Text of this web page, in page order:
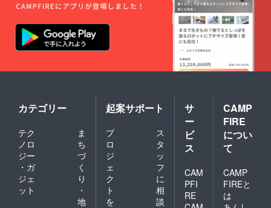
カテゴリー
テク
ノロ
ジー
・ガ
ジェ
ット
ま
ち
づ
く
り
・
地
起案サポート
プ
ロ
ジ
ェ
ク
ト
を
ス
タ
ッ
フ
に
相
談
サ
ー
ビ
ス
CAM
PFI
RE
CAMP
FIRE
につい
て
CAMP
FIREと
は